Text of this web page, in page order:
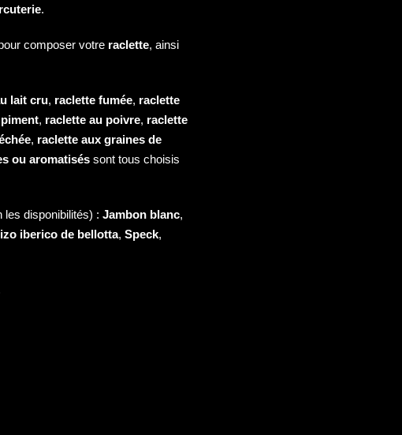
.
composer votre raclette, ainsi
lait cru, raclette fumée, raclette
, raclette au poivre, raclette
, raclette aux graines de
ou aromatisés sont tous choisis
les disponibilités) : Jambon blanc,
iberico de bellotta, Speck,